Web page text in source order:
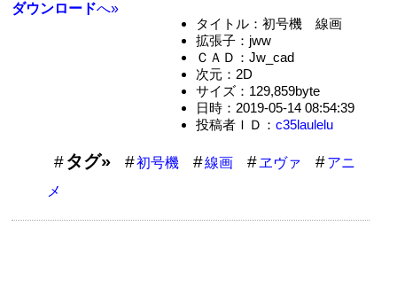
ダウンロードへ»
タイトル：初号機 線画
拡張子：jww
ＣＡＤ：Jw_cad
次元：2D
サイズ：129,859byte
日時：2019-05-14 08:54:39
投稿者ＩＤ： c35laulelu
タグ» 初号機 線画 ヱヴァ
アニ
メ